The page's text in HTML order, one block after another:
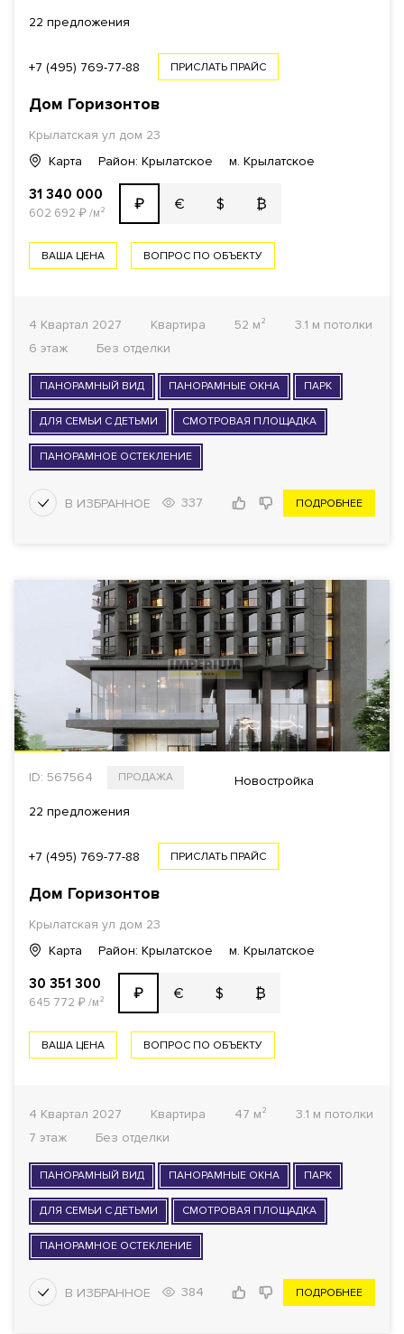
22 предложения
+7 (495) 769-77-88 ПРИСЛАТЬ ПРАЙС
Дом Горизонтов
Крылатская ул дом 23
Карта
Район: Крылатское м. Крылатское
31 340 000
602 692 ₽/м² ₽ € $ ₿
ВАША ЦЕНА ВОПРОС ПО ОБЪЕКТУ
4 Квартал 2027 Квартира 52 м²
3.1 м потолки
6 этаж
Без отделки
ПАНОРАМНЫЙ ВИД ПАНОРАМНЫЕ ОКНА ПАРК
ДЛЯ СЕМЬИ С ДЕТЬМИ СМОТРОВАЯ ПЛОЩАДКА
ПАНОРАМНОЕ ОСТЕКЛЕНИЕ
337 ПОДРОБНЕЕ
ID: 567564 ПРОДАЖА Новостройка
22 предложения
+7 (495) 769-77-88 ПРИСЛАТЬ ПРАЙС
Дом Горизонтов
Крылатская ул дом 23
Карта
Район: Крылатское м. Крылатское
30 351 300
645 772 ₽/м² ₽ € $ ₿
ВАША ЦЕНА ВОПРОС ПО ОБЪЕКТУ
4 Квартал 2027 Квартира 47 м²
3.1 м потолки
7 этаж
Без отделки
ПАНОРАМНЫЙ ВИД ПАНОРАМНЫЕ ОКНА ПАРК
ДЛЯ СЕМЬИ С ДЕТЬМИ СМОТРОВАЯ ПЛОЩАДКА
ПАНОРАМНОЕ ОСТЕКЛЕНИЕ
384 ПОДРОБНЕЕ